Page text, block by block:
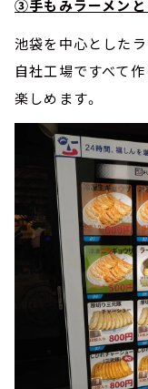
③手もみラーメンと
池袋を中心としたラ
自社工場ですべて作
楽しめます。